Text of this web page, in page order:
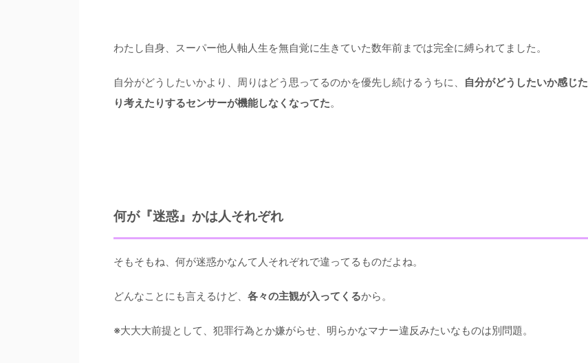
わたし自身、スーパー他人軸人生を無自覚に生きていた数年前までは完全に縛られてました。
自分がどうしたいかより、周りはどう思ってるのかを優先し続けるうちに、
自分がどうしたいか感じた
り考えたりするセンサーが機能しなくなってた。
何が『迷惑』かは人それぞれ
そもそもね、何が迷惑かなんて人それぞれで違ってるものだよね。
どんなことにも言えるけど、 各々の主観が入ってくるから。
※大大大前提として、犯罪行為とか嫌がらせ、明らかなマナー違反みたいなものは別問題。